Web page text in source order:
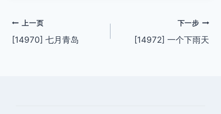
文
章
上一页
[14970] 七月青岛
下一步
[14972] 一个下雨天